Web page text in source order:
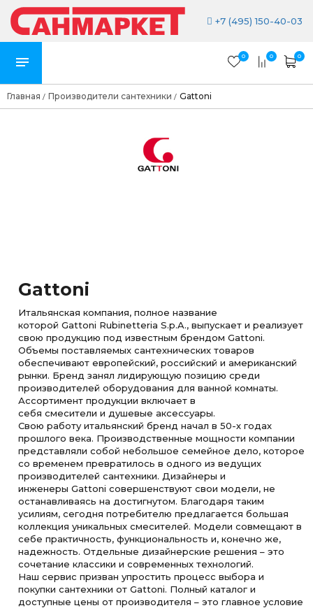
+7 (495) 150-40-03
0 0 0
Главная / Производители сантехники / Gattoni
Gattoni
Итальянская компания, полное название
которой Gattoni Rubinetteria S.p.A., выпускает и реализует
свою продукцию под известным брендом Gattoni.
Объемы поставляемых сантехнических товаров
обеспечивают европейский, российский и американский
рынки. Бренд занял лидирующую позицию среди
производителей оборудования для ванной комнаты.
Ассортимент продукции включает в
себя смесители и душевые аксессуары.
Свою работу итальянский бренд начал в 50-х годах
прошлого века. Производственные мощности компании
представляли собой небольшое семейное дело, которое
со временем превратилось в одного из ведущих
производителей сантехники. Дизайнеры и
инженеры Gattoni совершенствуют свои модели, не
останавливаясь на достигнутом. Благодаря таким
усилиям, сегодня потребителю предлагается большая
коллекция уникальных смесителей. Модели совмещают в
себе практичность, функциональность и, конечно же,
надежность. Отдельные дизайнерские решения – это
сочетание классики и современных технологий.
Наш сервис призван упростить процесс выбора и
покупки сантехники от Gattoni. Полный каталог и
доступные цены от производителя – это главное условие